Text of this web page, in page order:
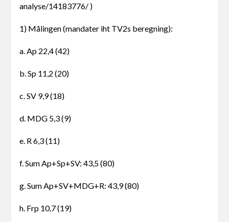
analyse/14183776/ )
1) Målingen (mandater iht TV2s beregning):
a. Ap 22,4 (42)
b. Sp 11,2 (20)
c. SV 9,9 (18)
d. MDG 5,3 (9)
e. R 6,3 (11)
f. Sum Ap+Sp+SV: 43,5 (80)
g. Sum Ap+SV+MDG+R: 43,9 (80)
h. Frp 10,7 (19)